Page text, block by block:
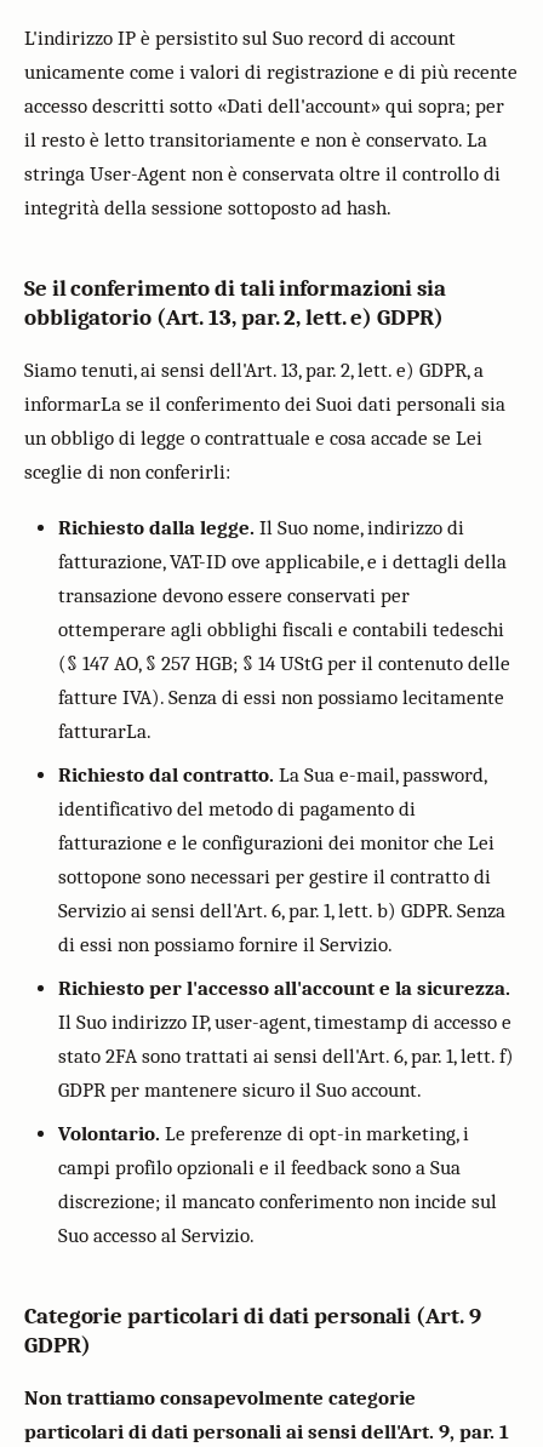
L'indirizzo IP è persistito sul Suo record di account
unicamente come i valori di registrazione e di più recente
accesso descritti sotto «Dati dell'account» qui sopra; per
il resto è letto transitoriamente e non è conservato. La
stringa User-Agent non è conservata oltre il controllo di
integrità della sessione sottoposto ad hash.
Se il conferimento di tali informazioni sia
obbligatorio (Art. 13, par. 2, lett. e) GDPR)
Siamo tenuti, ai sensi dell'Art. 13, par. 2, lett. e) GDPR, a
informarLa se il conferimento dei Suoi dati personali sia
un obbligo di legge o contrattuale e cosa accade se Lei
sceglie di non conferirli:
Richiesto dalla legge. Il Suo nome, indirizzo di
fatturazione, VAT-ID ove applicabile, e i dettagli della
transazione devono essere conservati per
ottemperare agli obblighi fiscali e contabili tedeschi
(§ 147 AO, § 257 HGB; § 14 UStG per il contenuto delle
fatture IVA). Senza di essi non possiamo lecitamente
fatturarLa.
Richiesto dal contratto. La Sua e-mail, password,
identificativo del metodo di pagamento di
fatturazione e le configurazioni dei monitor che Lei
sottopone sono necessari per gestire il contratto di
Servizio ai sensi dell'Art. 6, par. 1, lett. b) GDPR. Senza
di essi non possiamo fornire il Servizio.
Richiesto per l'accesso all'account e la sicurezza.
Il Suo indirizzo IP, user-agent, timestamp di accesso e
stato 2FA sono trattati ai sensi dell'Art. 6, par. 1, lett. f)
GDPR per mantenere sicuro il Suo account.
Volontario. Le preferenze di opt-in marketing, i
campi profilo opzionali e il feedback sono a Sua
discrezione; il mancato conferimento non incide sul
Suo accesso al Servizio.
Categorie particolari di dati personali (Art. 9
GDPR)
Non trattiamo consapevolmente categorie
particolari di dati personali ai sensi dell'Art. 9, par. 1